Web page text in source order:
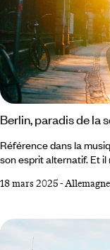
Berlin, paradis de la
Référence dans la
son esprit alternatif. Et il
s’habiller. Un style dont
d’occasion vintage ou
carrément loufoques.
18 mars 2025-Allemagne